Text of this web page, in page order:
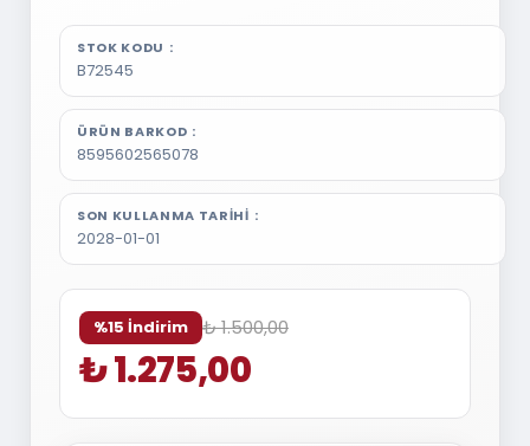
STOK KODU
B72545
ÜRÜN BARKOD
8595602565078
SON KULLANMA TARIHI
2028-01-01
%15 İndirim ₺ 1.500,00
₺ 1.275,00